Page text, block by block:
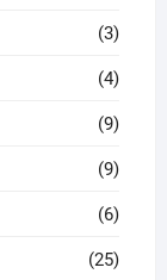
(3)
(4)
(9)
(9)
(6)
(25)